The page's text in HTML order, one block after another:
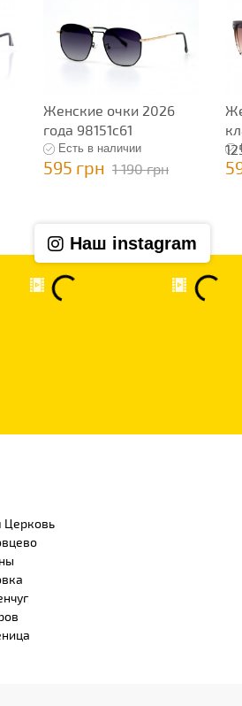
Женские очки 2026
года 98151c61
Есть в наличии
595 грн 1 190 грн
Наш instagram
Церковь